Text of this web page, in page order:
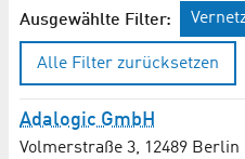
Arztpraxen
Audioproduktion
Aufzüge / Rolltreppen
Ausgewählte Filter:
Alle Filter zurücksetzen
Adalogic GmbH
Volmerstraße 3, 12489 Berlin